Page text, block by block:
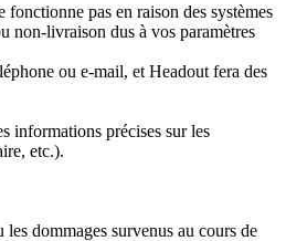
pas en raison des systèmes
non-livraison dus à vos paramètres
ou e-mail, et Headout fera des
informations précises sur les
etc.).
dommages survenus au cours de